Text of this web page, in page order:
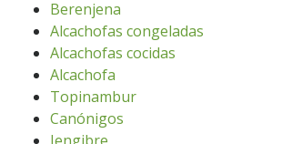
Berenjena
Alcachofas congeladas
Alcachofas cocidas
Alcachofa
Topinambur
Canónigos